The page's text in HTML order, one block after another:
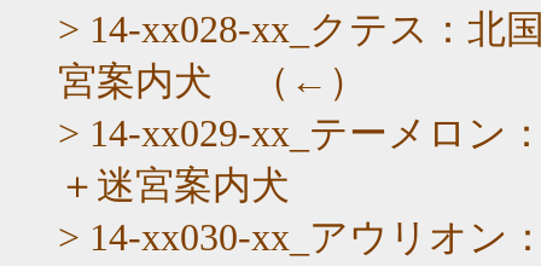
> 14-xx028-xx_クテス：北
宮案内犬 （←）
> 14-xx029-xx_テーメロン
＋迷宮案内犬
> 14-xx030-xx_アウリオン